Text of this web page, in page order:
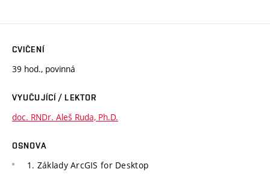
CVIČENÍ
39 hod., povinná
VYUČUJÍCÍ / LEKTOR
doc. RNDr. Aleš Ruda, Ph.D.
OSNOVA
1. Základy ArcGIS for Desktop